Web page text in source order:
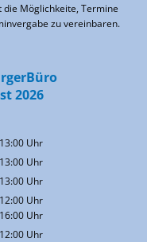
Möglichkeite, Termine
zu vereinbaren.
2026
13:00 Uhr
Von 08:00 bis 13:00 Uhr
13:00 Uhr
Von 08:00 bis 13:00 Uhr
13:00 Uhr
Von 08:00 bis 13:00 Uhr
12:00 Uhr
Von 08:00 bis 12:00 Uhr
16:00 Uhr
Von 14:00 bis 16:00 Uhr
12:00 Uhr